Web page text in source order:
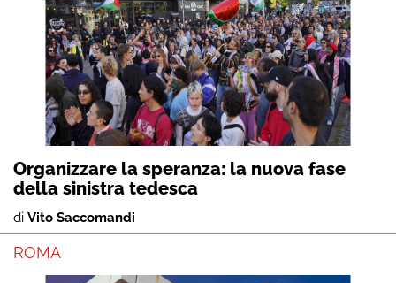
Organizzare la speranza: la nuova fase
della sinistra tedesca
di Vito Saccomandi
ROMA